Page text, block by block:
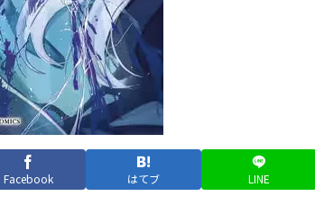
Facebook はてブ LINE